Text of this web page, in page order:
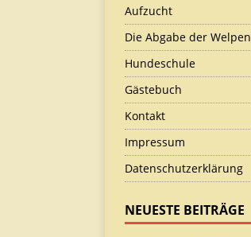
Aufzucht
Die Abgabe der Welpen
Hundeschule
Gästebuch
Kontakt
Impressum
Datenschutzerklärung
NEUESTE BEITRÄGE